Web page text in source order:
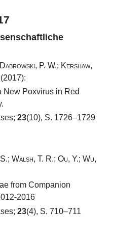
Dabrowski, P. W.; Kershaw,
(2017):
New Poxvirus in Red
23(10), S. 1726–1729
; Walsh, T. R.; Ou, Y.; Wu,
from Companion
2016
23(4), S. 710–711